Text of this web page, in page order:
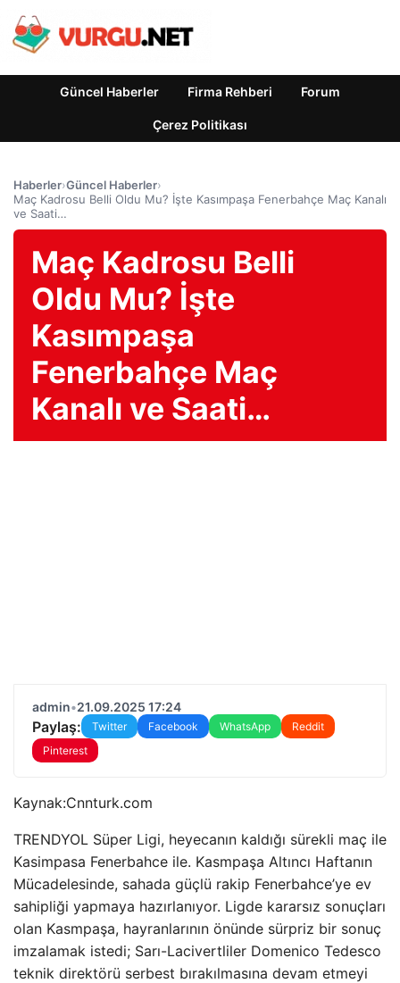
Güncel Haberler Firma Rehberi Forum
Çerez Politikası
Haberler›Güncel Haberler›
Maç Kadrosu Belli Oldu Mu? İşte Kasımpaşa Fenerbahçe Maç Kanalı
ve Saati…
Maç Kadrosu Belli
Oldu Mu? İşte
Kasımpaşa
Fenerbahçe Maç
Kanalı ve Saati…
admin•21.09.2025 17:24
Paylaş: Twitter Facebook WhatsApp
Reddit
Pinterest
Kaynak:Cnnturk.com
TRENDYOL Süper Ligi, heyecanın kaldığı sürekli maç ile
Kasimpasa Fenerbahce ile. Kasmpaşa Altıncı Haftanın
Mücadelesinde, sahada güçlü rakip Fenerbahce’ye ev
sahipliği yapmaya hazırlanıyor. Ligde kararsız sonuçları
olan Kasmpaşa, hayranlarının önünde sürpriz bir sonuç
imzalamak istedi; Sarı-Lacivertliler Domenico Tedesco
teknik direktörü serbest bırakılmasına devam etmeyi